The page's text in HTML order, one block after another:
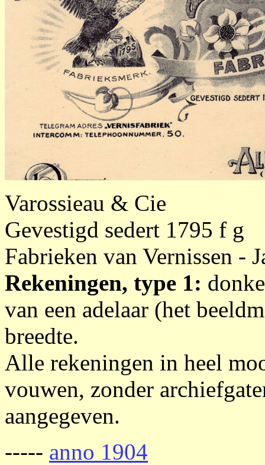
Varossieau & Cie
Gevestigd sedert 1795 f g
Fabrieken van Vernissen -
Rekeningen, type 1:
van een adelaar (het
breedte.
Alle rekeningen in heel
vouwen, zonder
aangegeven.
----- anno 1904